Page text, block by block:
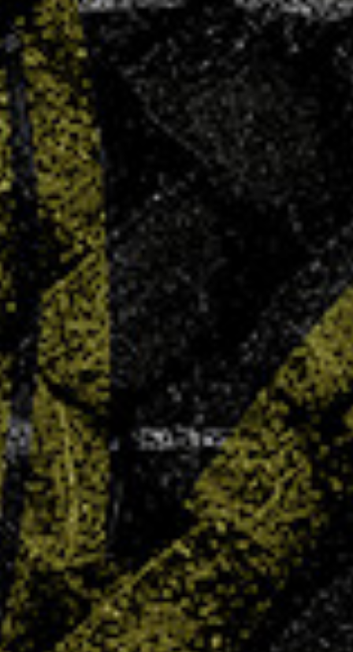
AG élective – Dimanche 29 juin
4 JUIN 2025
Le Villers Handball convie l’ensemble de ses
membres, joueuses, joueurs, parents, bénévoles,
partenaires et sympathisants à son Assemblée
Générale Élective qui se tiendra le dimanche 29
juin 2025 à 11h00, au COSEC Marie Marvingt à
Villers-lès-Nancy. Ordre du jour :...
LIRE PLUS
UNSS : carton plein pour Chepfer
3 JUIN 2025
Objectif annoncé, objectif atteint ! Cette année,